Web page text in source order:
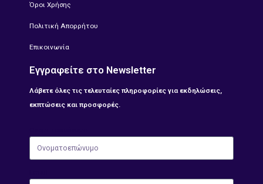
Όροι Χρήσης
Πολιτική Απορρήτου
Επικοινωνία
Εγγραφείτε στο Newsletter
Λάβετε όλες τις τελευταίες πληροφορίες για εκδηλώσεις,
εκπτώσεις και προσφορές.